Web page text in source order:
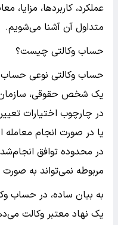
عملکرد، کاربردها، مزایا،
متداول آن آشنا می‌شویم.
حساب وکالتی چیست؟
حساب وکالتی نوعی
یک شخص حقوقی، سازمان
در چارچوب اختیارات
یا در صورت انجام معامله
در محدوده توافق
مربوطه نمی‌تواند به
به بیان ساده، در حساب
یک نهاد معتبر وکالت